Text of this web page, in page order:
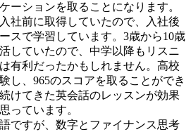
ーションを取ることになります。
社前に取得していたので、入社後
スで学習しています。3歳から10歳
していたので、中学以降もリスニ
有利だったかもしれません。高校
し、965のスコアを取ることができ
けてきた英会話のレッスンが効果
っています。
ですが、数字とファイナンス思考